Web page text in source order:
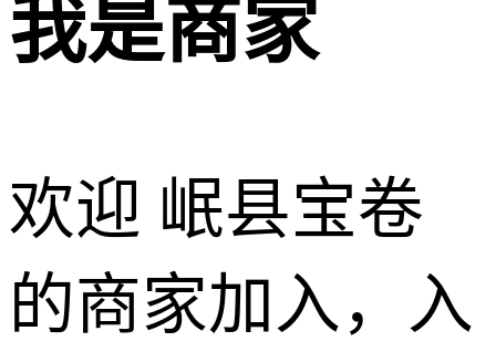
我是商家
欢迎 岷县宝卷
的商家加入，入